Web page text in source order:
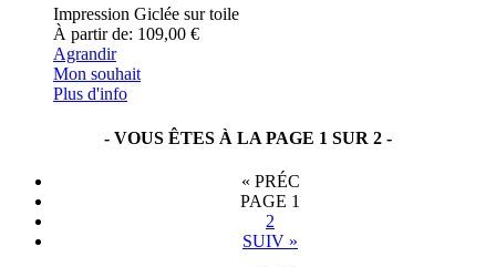
Impression Giclée sur toile
À partir de: 109,00 €
Agrandir
Mon souhait
Plus d'info
- VOUS ÊTES À LA PAGE 1 SUR 2 -
« PRÉC
PAGE 1
2
SUIV »